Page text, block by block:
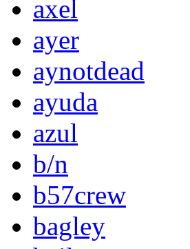
axel
ayer
aynotdead
ayuda
azul
b/n
b57crew
bagley